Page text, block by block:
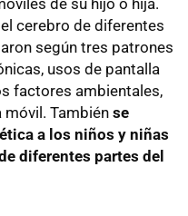
cerebro de diferentes
según tres patrones
usos de pantalla
factores ambientales,
También se
a los niños y niñas
diferentes partes del